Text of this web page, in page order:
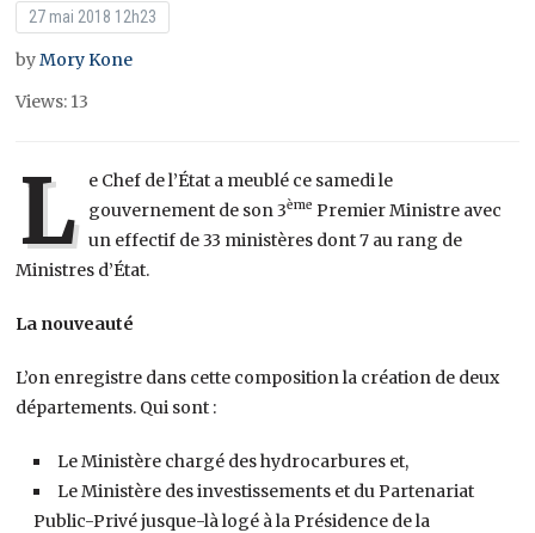
27 mai 2018 12h23
byMory Kone
Views: 13
L e Chef de l’État a meublé ce samedi le
gouvernement de son 3ème Premier Ministre avec
un effectif de 33 ministères dont 7 au rang de
Ministres d’État.
La nouveauté
L’on enregistre dans cette composition la création de deux
départements. Qui sont :
Le Ministère chargé des hydrocarbures et,
Le Ministère des investissements et du Partenariat
Public-Privé jusque-là logé à la Présidence de la